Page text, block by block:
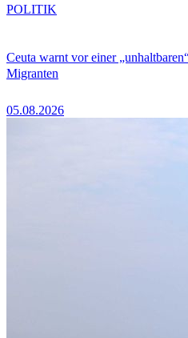
Ceuta warnt vor einer
Migranten
05.08.2026
POLITIK